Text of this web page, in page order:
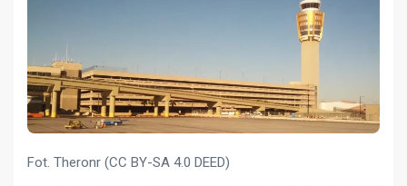
Fot. Theronr (CC BY-SA 4.0 DEED)